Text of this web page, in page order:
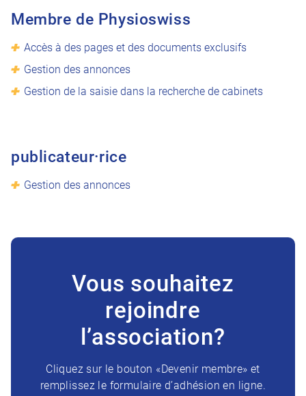
Membre de Physioswiss
Accès à des pages et des documents exclusifs
Gestion des annonces
Gestion de la saisie dans la recherche de cabinets
publicateur·rice
Gestion des annonces
Vous souhaitez
rejoindre
l’association?
Cliquez sur le bouton «Devenir membre» et
remplissez le formulaire d’adhésion en ligne.